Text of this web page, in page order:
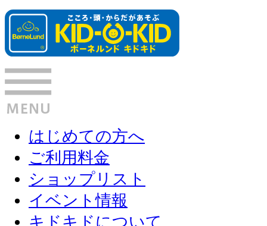
はじめての方へ
ご利用料金
ショップリスト
イベント情報
キドキドについて